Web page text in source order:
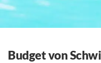
Budget von